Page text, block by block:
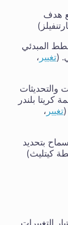
هدف
المبدئي
(تغيير ،
والتحديثات
كريتا بلندر
تغيير ،
بتحديد
كيتليث)
التغييرات